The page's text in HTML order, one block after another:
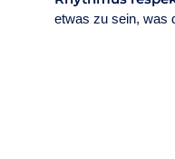
etwas zu sein, was